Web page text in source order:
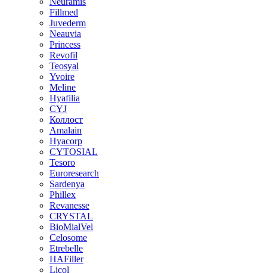
Fillmed
Juvederm
Neauvia
Princess
Revofil
Teosyal
Yvoire
Meline
Hyafilia
CYJ
Коллост
Amalain
Hyacorp
CYTOSIAL
Tesoro
Euroresearch
Sardenya
Phillex
Revanesse
CRYSTAL
BioMialVel
Celosome
Etrebelle
HAFiller
Licol